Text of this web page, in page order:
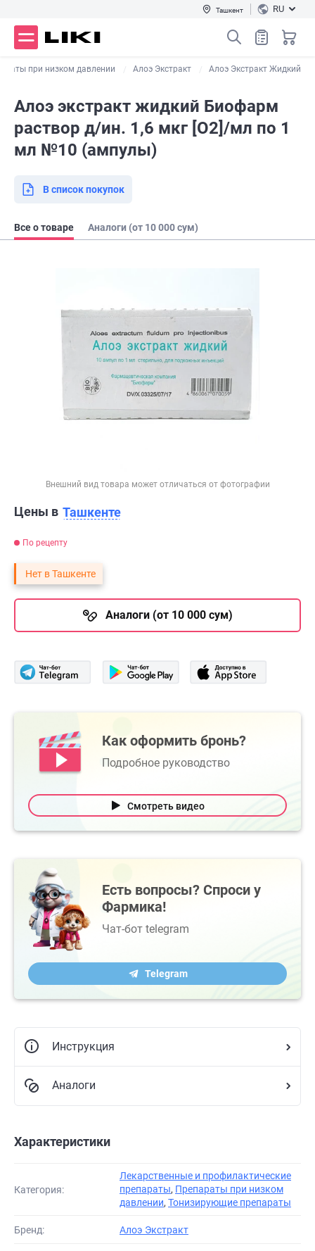
Ташкент RU
при низком давлении Алоэ Экстракт Алоэ Экстракт Жидкий
Алоэ экстракт жидкий Биофарм
раствор д/ин. 1,6 мкг [О2]/мл по 1
мл №10 (ампулы)
В список покупок
Все о товаре Аналоги (от 10 000 сум)
Внешний вид товара может отличаться от фотографии
Цены в Ташкенте
По рецепту
Нет в Ташкенте
Аналоги (от 10 000 сум)
Как оформить бронь?
Подробное руководство
Смотреть видео
Есть вопросы? Спроси у
Фармика!
Чат-бот telegram
Telegram
Инструкция
Аналоги
Характеристики
Категория:
Лекарственные и профилактические
препараты, Препараты при низком
давлении, Тонизирующие препараты
Бренд: Алоэ Экстракт